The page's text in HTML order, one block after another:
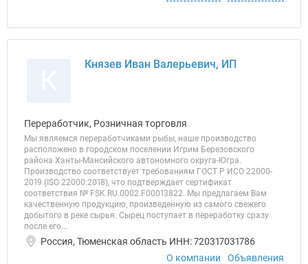
Князев Иван Валерьевич, ИП
Переработчик, Розничная торговля
Мы являемся переработчиками рыбы, наше производство
расположено в городском поселении Игрим Березовского
района Ханты-Мансийского автономного округа-Югра.
Производство соответствует требованиям ГОСТ Р ИСО 22000-
2019 (ISO 22000:2018), что подтверждает сертификат
соответствия № FSK.RU.0002.F00013822. Мы предлагаем Вам
качественную продукцию, произведенную из самого свежего
добытого в реке сырья. Сырец поступает в переработку сразу
после его...
Россия, Тюменская область ИНН: 720317031786
О компании
Объявления